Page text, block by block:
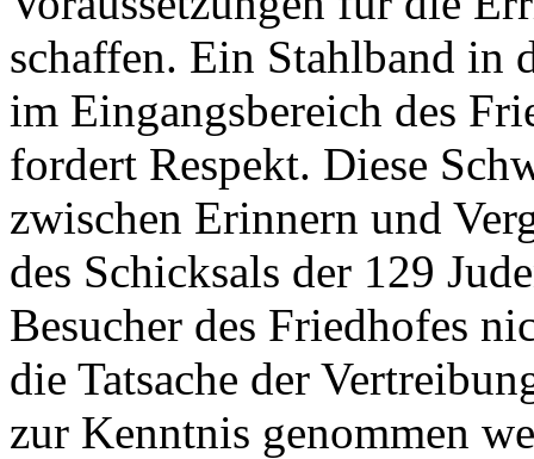
schaffen. Ein Stahlband in
im Eingangsbereich des
fordert Respekt. Diese
zwischen Erinnern und
des Schicksals der 129
Besucher des Friedhofes
die Tatsache der
zur Kenntnis genommen